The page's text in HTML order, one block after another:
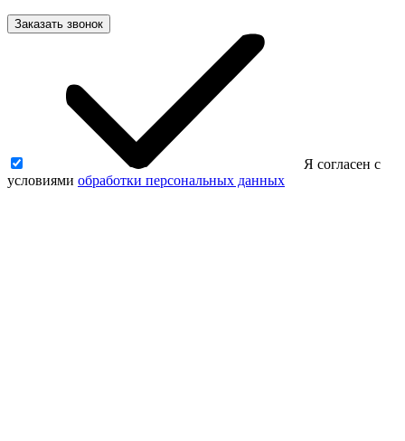
Заказать звонок
Я согласен с
условиями обработки персональных данных